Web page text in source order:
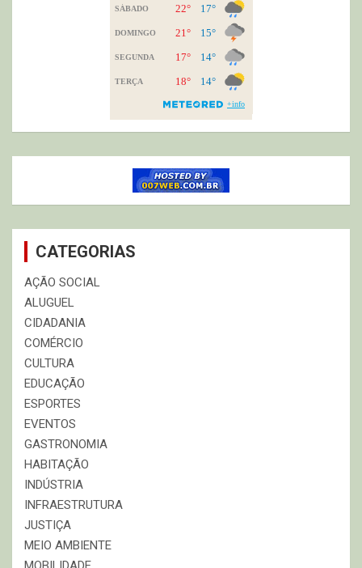
CATEGORIAS
AÇÃO SOCIAL
ALUGUEL
CIDADANIA
COMÉRCIO
CULTURA
EDUCAÇÃO
ESPORTES
EVENTOS
GASTRONOMIA
HABITAÇÃO
INDÚSTRIA
INFRAESTRUTURA
JUSTIÇA
MEIO AMBIENTE